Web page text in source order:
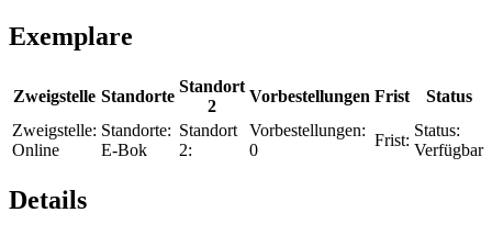
Exemplare
Zweigstelle Standorte
Standort
2
Vorbestellungen Frist
Status
Zweigstelle:
Online
Standorte:
E-Bok
Standort
2:
Vorbestellungen:
0
Frist:
Status:
Verfügbar
Details